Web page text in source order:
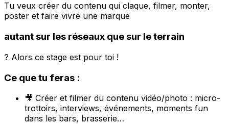
Tu veux créer du contenu qui claque, filmer, monter,
poster et faire vivre une marque
autant sur les réseaux que sur le terrain
? Alors ce stage est pour toi !
Ce que tu feras :
🎥 Créer et filmer du contenu vidéo/photo : micro-
trottoirs, interviews, événements, moments fun
dans les bars, brasserie…